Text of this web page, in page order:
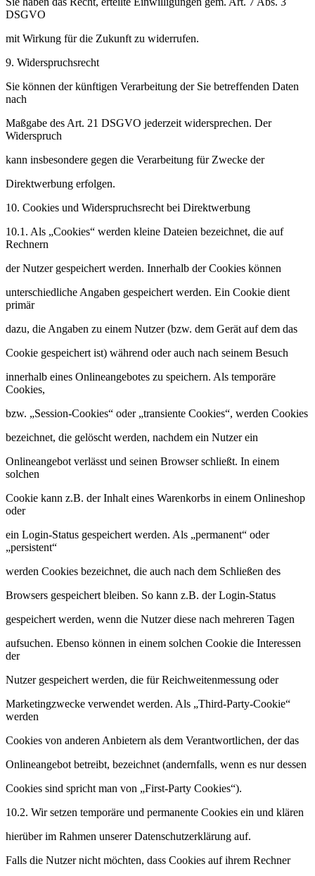
DSGVO
mit Wirkung für die Zukunft zu widerrufen.
9. Widerspruchsrecht
Sie können der künftigen Verarbeitung der Sie betreffenden Daten
nach
Maßgabe des Art. 21 DSGVO jederzeit widersprechen. Der
Widerspruch
kann insbesondere gegen die Verarbeitung für Zwecke der
Direktwerbung erfolgen.
10. Cookies und Widerspruchsrecht bei Direktwerbung
10.1. Als „Cookies“ werden kleine Dateien bezeichnet, die auf
Rechnern
der Nutzer gespeichert werden. Innerhalb der Cookies können
unterschiedliche Angaben gespeichert werden. Ein Cookie dient
primär
dazu, die Angaben zu einem Nutzer (bzw. dem Gerät auf dem das
Cookie gespeichert ist) während oder auch nach seinem Besuch
innerhalb eines Onlineangebotes zu speichern. Als temporäre
Cookies,
bzw. „Session-Cookies“ oder „transiente Cookies“, werden Cookies
bezeichnet, die gelöscht werden, nachdem ein Nutzer ein
Onlineangebot verlässt und seinen Browser schließt. In einem
solchen
Cookie kann z.B. der Inhalt eines Warenkorbs in einem Onlineshop
oder
ein Login-Status gespeichert werden. Als „permanent“ oder
„persistent“
werden Cookies bezeichnet, die auch nach dem Schließen des
Browsers gespeichert bleiben. So kann z.B. der Login-Status
gespeichert werden, wenn die Nutzer diese nach mehreren Tagen
aufsuchen. Ebenso können in einem solchen Cookie die Interessen
der
Nutzer gespeichert werden, die für Reichweitenmessung oder
Marketingzwecke verwendet werden. Als „Third-Party-Cookie“
werden
Cookies von anderen Anbietern als dem Verantwortlichen, der das
Onlineangebot betreibt, bezeichnet (andernfalls, wenn es nur dessen
Cookies sind spricht man von „First-Party Cookies“).
10.2. Wir setzen temporäre und permanente Cookies ein und klären
hierüber im Rahmen unserer Datenschutzerklärung auf.
Falls die Nutzer nicht möchten, dass Cookies auf ihrem Rechner